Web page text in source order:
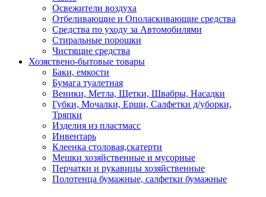
Освежители воздуха
Отбеливающие и Ополаскивающие средства
Средства по уходу за Автомобилями
Стиральные порошки
Чистящие средства
Хозяствено-бытовые товары
Баки, емкости
Бумага туалетная
Веники, Метла, Щетки, Швабры, Насадки
Губки, Мочалки, Ерши, Салфетки д/уборки,
Тряпки
Изделия из пластмасс
Инвентарь
Клеенка столовая,скатерти
Мешки хозяйственные и мусорные
Перчатки и рукавицы хозяйственные
Полотенца бумажные, салфетки бумажные